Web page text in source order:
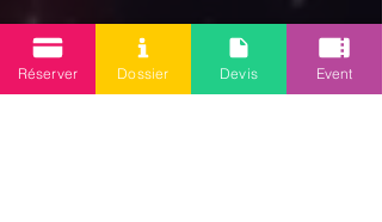
En lire plus >
Réserver Dossier Devis Event